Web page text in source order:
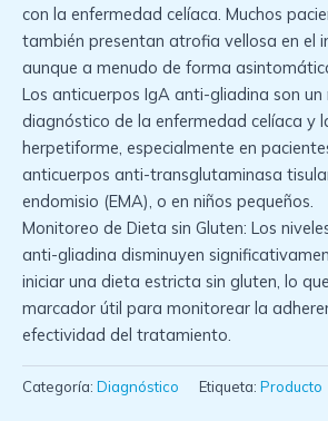
con la enfermedad celíaca. Muchos
también presentan atrofia vellosa en el
aunque a menudo de forma
Los anticuerpos IgA anti-gliadina son un
diagnóstico de la enfermedad celíaca y
herpetiforme, especialmente en
anticuerpos anti-transglutaminasa
endomisio (EMA), o en niños pequeños.
Monitoreo de Dieta sin Gluten: Los
anti-gliadina disminuyen
iniciar una dieta estricta sin gluten, lo
marcador útil para monitorear la
efectividad del tratamiento.
Categoría: Diagnóstico Etiqueta: Producto